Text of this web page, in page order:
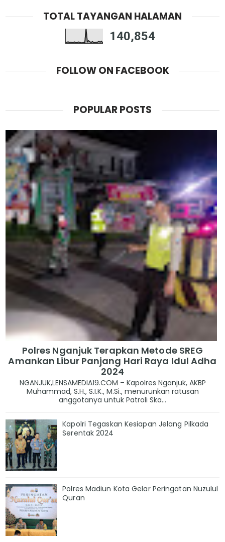
TOTAL TAYANGAN HALAMAN
140,854
FOLLOW ON FACEBOOK
POPULAR POSTS
Polres Nganjuk Terapkan Metode SREG
Amankan Libur Panjang Hari Raya Idul Adha
2024
NGANJUK,LENSAMEDIA19.COM – Kapolres Nganjuk, AKBP
Muhammad, S.H., S.I.K., M.Si., menurunkan ratusan
anggotanya untuk Patroli Ska...
Kapolri Tegaskan Kesiapan Jelang Pilkada
Serentak 2024
Polres Madiun Kota Gelar Peringatan Nuzulul
Quran